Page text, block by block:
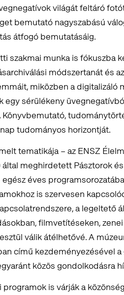
világát feltáró
bemutató nagyszabású
átfogó bemutatásáig.
szakmai munka is fókuszba
módszertanát és
miközben a digitalizáló
egy sérülékeny
Könyvbemutató,
tudományos horizontját.
tematikája – az ENSZ
által meghirdetett Pásztorok
éves
is szervesen
a legeltető
filmvetítéseken,
válik átélhetővé. A
című kezdeményezésével
közös gondolkodásra
programok is várják a